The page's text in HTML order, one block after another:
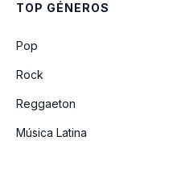
TOP GÉNEROS
Pop
Rock
Reggaeton
Música Latina